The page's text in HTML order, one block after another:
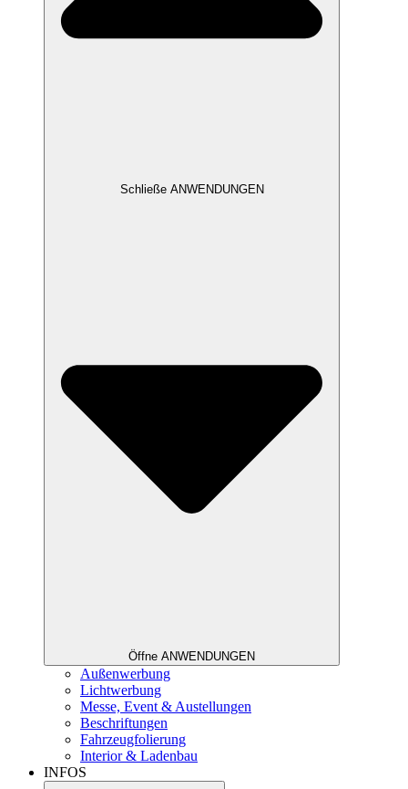
Schließe ANWENDUNGEN
Öffne ANWENDUNGEN
Außenwerbung
Lichtwerbung
Messe, Event & Austellungen
Beschriftungen
Fahrzeugfolierung
Interior & Ladenbau
INFOS